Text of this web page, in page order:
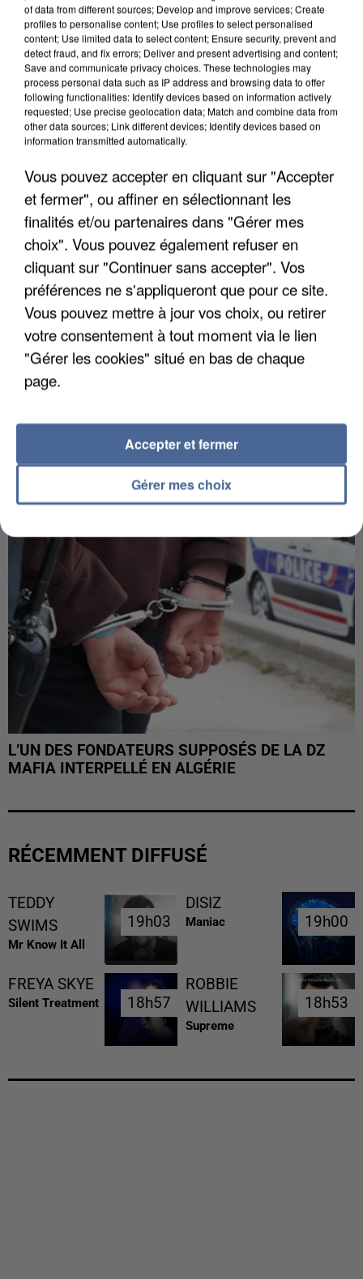
INCENDIES : L’ÎLE-DE-FRANCE LANCE UN ÉLAN
DE SOLIDARITÉ AVEC LES...
APRÈS TOUTES CES CANICULES, LES REFUGES
DE FAUNE SAUVAGE SONT...
L’UN DES FONDATEURS SUPPOSÉS DE LA DZ
MAFIA INTERPELLÉ EN ALGÉRIE
RÉCEMMENT DIFFUSÉ
TEDDY
SWIMS
Mr Know It All
19h03
19h03
DISIZ
Maniac 19h00
19h00
FREYA SKYE
Silent Treatment 18h57
18h57
ROBBIE
WILLIAMS
Supreme
18h53
18h53
of data from different sources; Develop and improve services; Create
profiles to personalise content; Use profiles to select personalised
content; Use limited data to select content; Ensure security, prevent and
detect fraud, and fix errors; Deliver and present advertising and content;
Save and communicate privacy choices. These technologies may
process personal data such as IP address and browsing data to offer
following functionalities: Identify devices based on information actively
requested; Use precise geolocation data; Match and combine data from
other data sources; Link different devices; Identify devices based on
information transmitted automatically.
Vous pouvez accepter en cliquant sur "Accepter
et fermer", ou affiner en sélectionnant les
finalités et/ou partenaires dans "Gérer mes
choix". Vous pouvez également refuser en
cliquant sur "Continuer sans accepter". Vos
préférences ne s'appliqueront que pour ce site.
Vous pouvez mettre à jour vos choix, ou retirer
votre consentement à tout moment via le lien
"Gérer les cookies" situé en bas de chaque
page.
Gérer mes choix
Accepter et fermer